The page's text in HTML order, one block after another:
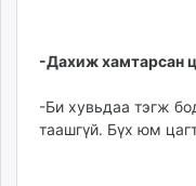
-Дахиж хамтарсан
-Би хувьдаа тэгж
таашгүй. Бүх юм